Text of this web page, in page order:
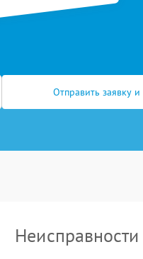
Отправить заявку